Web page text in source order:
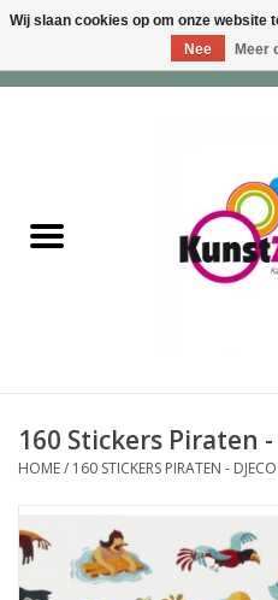
Wonen & Lifestyle
Baby & Kids
160 Stickers Piraten
HOME/ 160 STICKERS PIRATEN - DJECO
Wij slaan cookies op om onze website
Nee
Meer